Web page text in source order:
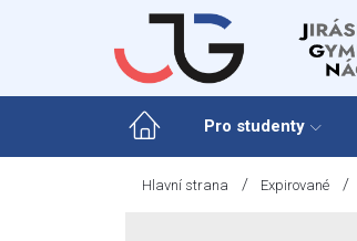
Pro studenty
Hlavní strana / Expirované /